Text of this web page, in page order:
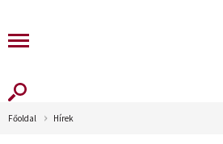
Főoldal Hírek